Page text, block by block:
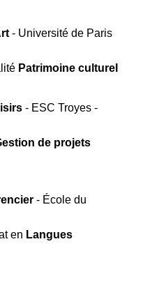
- Université de Paris
Patrimoine culturel
- ESC Troyes -
de projets
- École du
en Langues